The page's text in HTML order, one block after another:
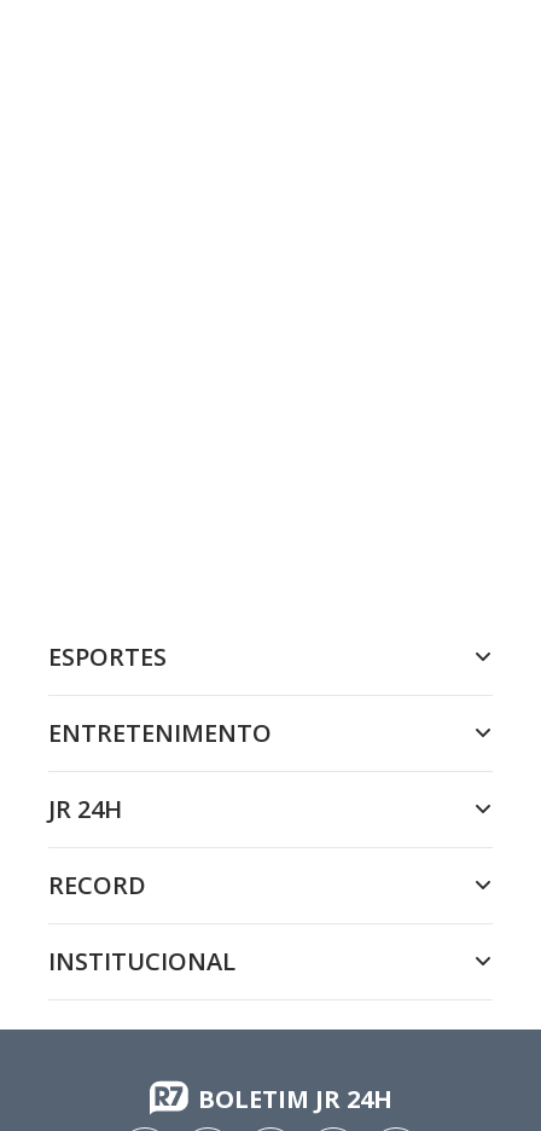
ESPORTES
ENTRETENIMENTO
JR 24H
RECORD
INSTITUCIONAL
BOLETIM JR 24H